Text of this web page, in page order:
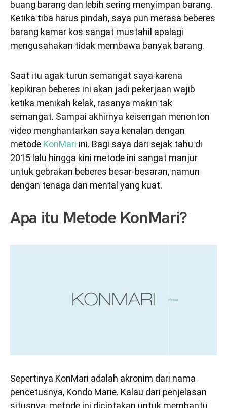
buang barang dan lebih sering menyimpan barang.
Ketika tiba harus pindah, saya pun merasa beberes
barang kamar kos sangat mustahil apalagi
mengusahakan tidak membawa banyak barang.
Saat itu agak turun semangat saya karena
kepikiran beberes ini akan jadi pekerjaan wajib
ketika menikah kelak, rasanya makin tak
semangat. Sampai akhirnya keisengan menonton
video menghantarkan saya kenalan dengan
metode KonMari ini. Bagi saya dari sejak tahu di
2015 lalu hingga kini metode ini sangat manjur
untuk gebrakan beberes besar-besaran, namun
dengan tenaga dan mental yang kuat.
Apa itu Metode KonMari?
Sepertinya KonMari adalah akronim dari nama
pencetusnya, Kondo Marie. Kalau dari penjelasan
situsnya, metode ini diciptakan untuk membantu